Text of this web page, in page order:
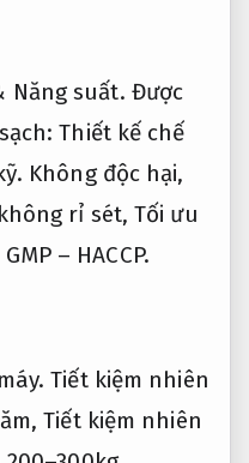
Năng suất. Được
Thiết kế chế
Không độc hại,
không rỉ sét,Tối ưu
– HACCP.
Tiết kiệm nhiên
Tiết kiệm nhiên